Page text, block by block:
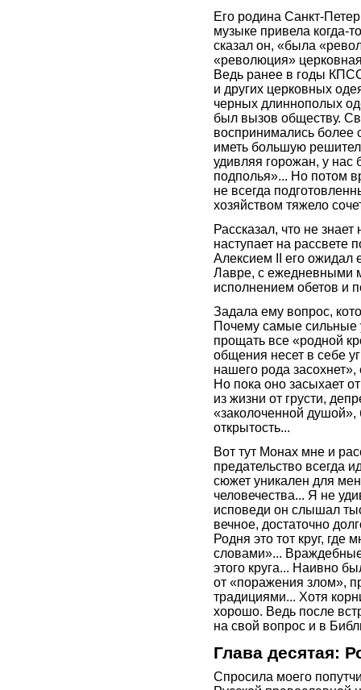
Его родина Санкт-
музыке привела когда-
сказал он, «была
«революция»
Ведь ранее в годы
и других церковных
черных длиннополых
был вызов обществу.
воспринимались более
иметь большую
удивляя горожан, у
подполья»... Но потом
не всегда
хозяйством тяжело
Рассказал, что не
наступает на рассвете
Алексием II его ожидал
Лавре, с ежедневными
исполнением обетов и
Задала ему вопрос,
Почему самые сильные
прощать все «родной
общения несет в себе
нашего рода
Но пока оно засыхает
из жизни от грусти,
«заколоченной
открытость...
Вот тут Монах мне и
предательство всегда
сюжет уникален для
человечества... Я не
исповеди он слышал
вечное, достаточно
Родня это тот круг,
словами»...
этого круга... Наивно
от «поражения злом»,
традициями... Хотя
хорошо. Ведь после
на свой вопрос и в
Глава десятая:
Спросила моего